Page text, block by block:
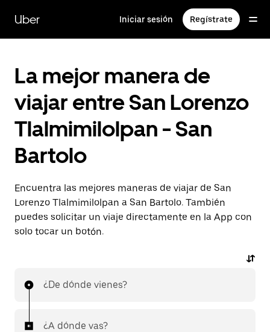
contenido
principal
Uber Iniciar sesión Regístrate
La mejor manera de
viajar entre San Lorenzo
Tlalmimilolpan - San
Bartolo
Encuentra las mejores maneras de viajar de San
Lorenzo Tlalmimilolpan a San Bartolo. También
puedes solicitar un viaje directamente en la App con
solo tocar un botón.
¿De dónde vienes?
¿A dónde vas?